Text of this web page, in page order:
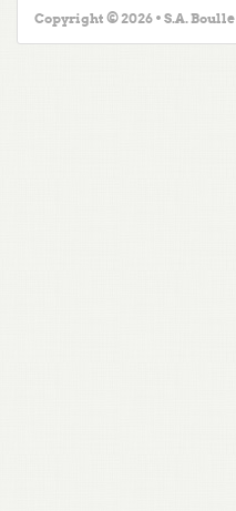
Copyright © 2026 • S.A. Boulle